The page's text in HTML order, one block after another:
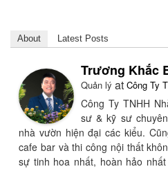
About Latest Posts
Trương Khắc
Quản lý at Công Ty
Công Ty TNHH
sư & kỹ sư
nhà vườn hiện đại các kiểu.
cafe bar và thi công nội thất
sự tinh hoa nhất, hoàn hảo